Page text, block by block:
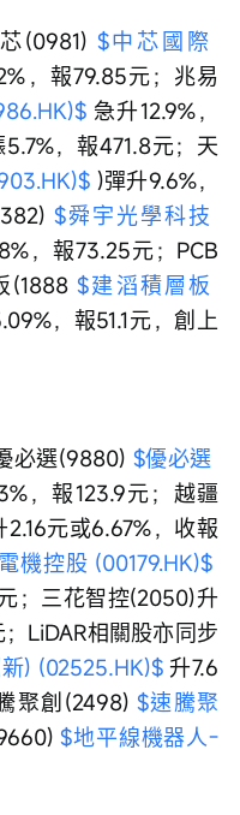
(0981) $中芯國際
，報79.85元；兆易
急升12.9%，
，報471.8元；天
)彈升9.6%，
$舜宇光學科技
，報73.25元；PCB
(1888 $建滔積層板
，報51.1元，創上
選(9880) $優必選
，報123.9元；越疆
元或6.67%，收報
機控股 (00179.HK)$
；三花智控(2050)升
LiDAR相關股亦同步
) (02525.HK)$ 升7.6
聚創(2498) $速騰聚
$地平線機器人-